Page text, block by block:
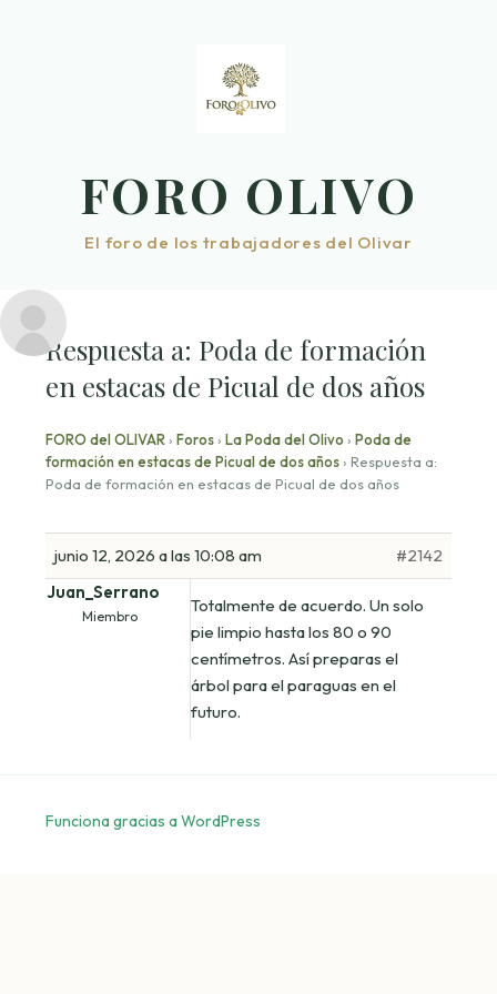
FORO OLIVO
El foro de los trabajadores del Olivar
Respuesta a: Poda de formación
en estacas de Picual de dos años
FORO del OLIVAR › Foros › La Poda del Olivo › Poda de
formación en estacas de Picual de dos años › Respuesta a:
Poda de formación en estacas de Picual de dos años
junio 12, 2026 a las 10:08 am
#2142
Juan_Serrano
Miembro
Totalmente de acuerdo. Un solo
pie limpio hasta los 80 o 90
centímetros. Así preparas el
árbol para el paraguas en el
futuro.
Funciona gracias a WordPress